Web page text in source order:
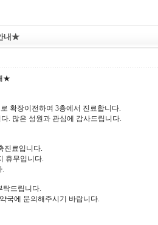
내★
★
확장이전하여 3층에서 진료합니다.
. 많은 성원과 관심에 감사드립니다.
진료입니다.
휴무입니다.
.
탁드립니다.
국에 문의해주시기 바랍니다.